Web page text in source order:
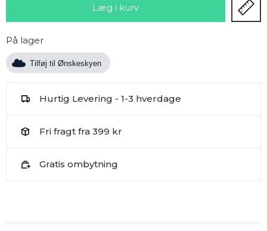
På lager
Tilføj til Ønskeskyen
Hurtig Levering - 1-3 hverdage
Fri fragt fra 399 kr
Gratis ombytning